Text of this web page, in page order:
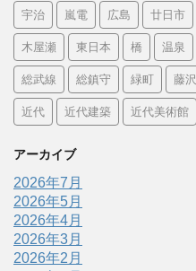
宇治 嵐電 広島 廿日市
木屋瀬 東日本 橋 温泉
総武線 総鎮守 緑町 藤沢
近代 近代建築 近代美術館
アーカイブ
2026年7月
2026年5月
2026年4月
2026年3月
2026年2月